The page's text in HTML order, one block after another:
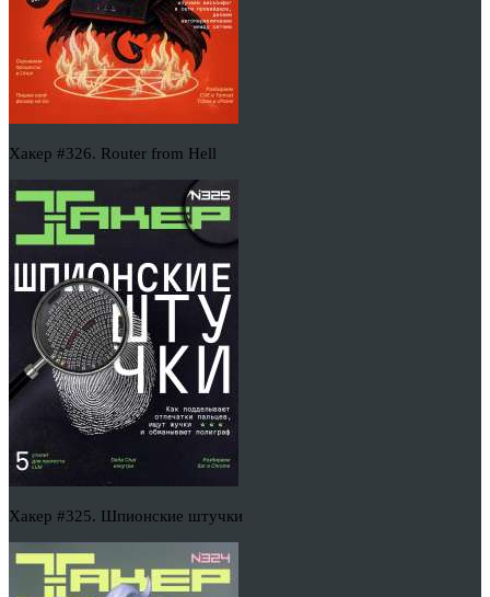
Хакер #326. Router from Hell
Хакер #325. Шпионские штучки